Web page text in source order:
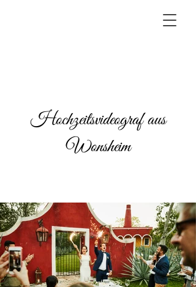
Hochzeitsvideograf aus
Wonsheim